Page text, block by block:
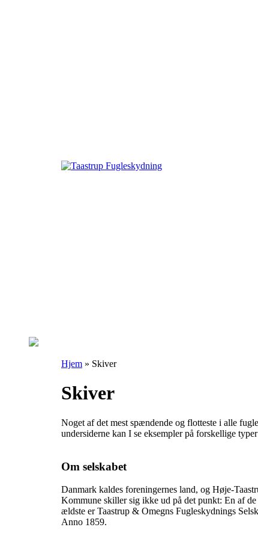
Hjem » Skiver
Skiver
Noget af det mest spændende og flotteste i alle
undersiderne kan I se eksempler på forskellige
Om selskabet
Danmark kaldes foreningernes land, og Høje-
Kommune skiller sig ikke ud på det punkt: En af de
ældste er Taastrup & Omegns Fugleskydnings
Anno 1859.